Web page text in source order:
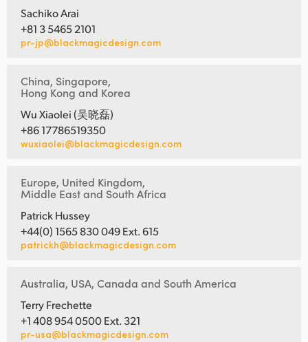
Sachiko Arai
+81 3 5465 2101
pr-jp@blackmagicdesign.com
China, Singapore,
Hong Kong and Korea
Wu Xiaolei (吴晓磊)
+86 17786519350
wuxiaolei@blackmagicdesign.com
Europe, United Kingdom,
Middle East and South Africa
Patrick Hussey
+44(0) 1565 830 049 Ext. 615
patrickh@blackmagicdesign.com
Australia, USA, Canada and South America
Terry Frechette
+1 408 954 0500 Ext. 321
pr-usa@blackmagicdesign.com